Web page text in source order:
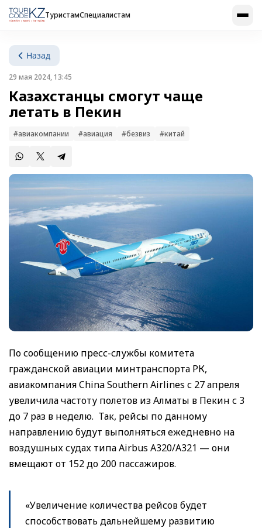
ТуристамСпециалистам
Назад
29 мая 2024, 13:45
Казахстанцы смогут чаще
летать в Пекин
#авиакомпании #авиация #безвиз #китай
По сообщению пресс-службы комитета
гражданской авиации минтранспорта РК,
авиакомпания China Southern Airlines с 27 апреля
увеличила частоту полетов из Алматы в Пекин с 3
до 7 раз в неделю. Так, рейсы по данному
направлению будут выполняться ежедневно на
воздушных судах типа Airbus A320/A321 — они
вмещают от 152 до 200 пассажиров.
«Увеличение количества рейсов будет
способствовать дальнейшему развитию